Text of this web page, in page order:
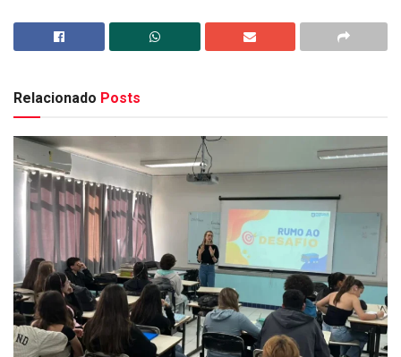
Relacionado Posts